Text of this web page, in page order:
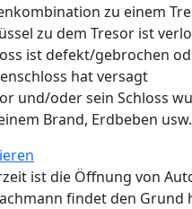
zu einem
zu dem Tresor ist
ist defekt/gebrochen
hat versagt
und/oder sein Schloss
Brand, Erdbeben
ist die Öffnung von
findet den